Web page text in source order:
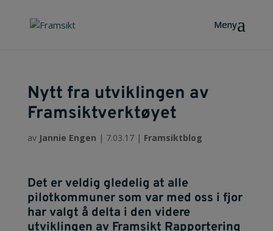
Nytt fra utviklingen av
Framsiktverktøyet
av Jannie Engen | 7.03.17| Framsiktblog
Det er veldig gledelig at alle
pilotkommuner som var med oss i fjor
har valgt å delta i den videre
utviklingen av Framsikt Rapportering